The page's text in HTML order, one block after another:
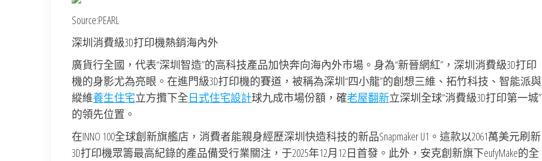
Source:PEARL
深圳消費級3D打印機熱銷海內外
廣貨行全國，代表“深圳智造”的高科技產品加快奔向海內外市場。身為“新晉網紅”，深圳消費級3D打印
機的身影尤為亮眼。在進門級3D打印機的賽道，被稱為深圳“四小龍”的創想三維、拓竹科技、智能派與
縱維養生住宅立方攬下全日式住宅設計球九成市場份額，確老屋翻新立深圳全球“消費級3D打印第一城”
的領先位置。
在INNO 100全球創新旗艦店，消費者能親身經歷深圳快造科技的新品Snapmaker U1。這款以2061萬美元刷新
3D打印機眾籌最高紀錄的產品備受行業關注，于2025年12月12日首發。此外，安克創新旗下eufyMake的全